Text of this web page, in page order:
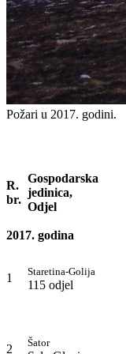
Požari u 2017. godini.
R.
br.
Gospodarska
jedinica,
Odjel
2017. godina
1 Staretina-Golija
115 odjel
2 Šator